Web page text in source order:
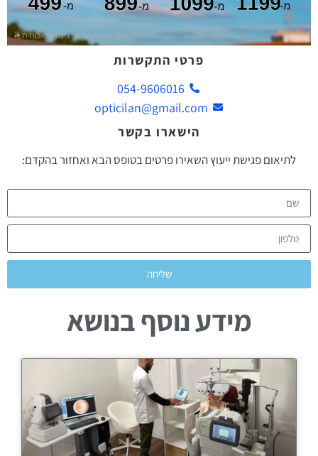
פרטי התקשרות
054-9606016
opticilan@gmail.com
הישארו בקשר
לתיאום פגישת ייעוץ השאירו פרטים בטופס הבא ואחזור בהקדם:
שליחה
מידע נוסף בנושא